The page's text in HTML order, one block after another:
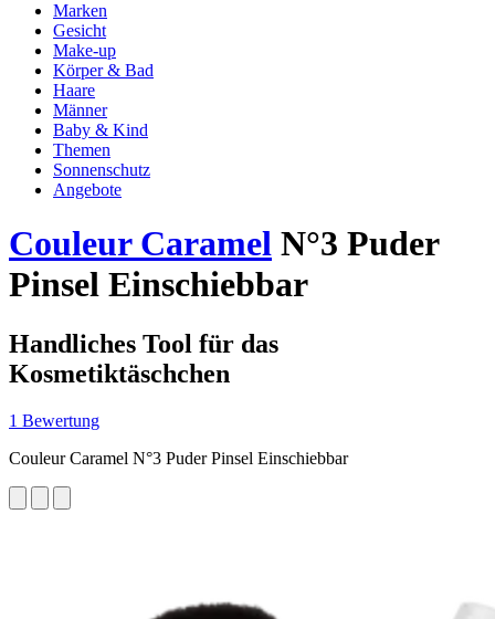
Marken
Gesicht
Make-up
Körper & Bad
Haare
Männer
Baby & Kind
Themen
Sonnenschutz
Angebote
Couleur Caramel N°3 Puder
Pinsel Einschiebbar
Handliches Tool für das
Kosmetiktäschchen
1 Bewertung
Couleur Caramel N°3 Puder Pinsel Einschiebbar